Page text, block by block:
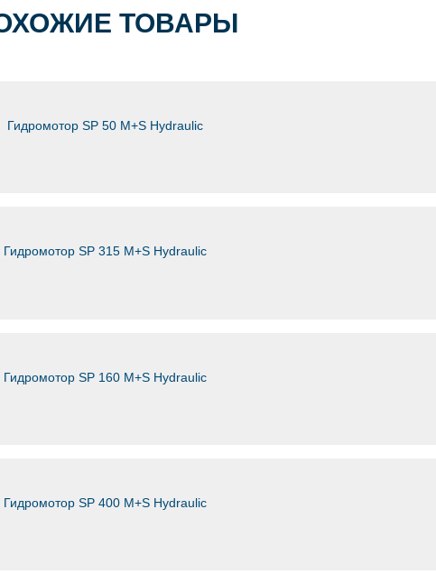
ТОВАРЫ
Гидромотор SP 50 M+S Hydraulic
Гидромотор SP 315 M+S Hydraulic
Гидромотор SP 160 M+S Hydraulic
Гидромотор SP 400 M+S Hydraulic